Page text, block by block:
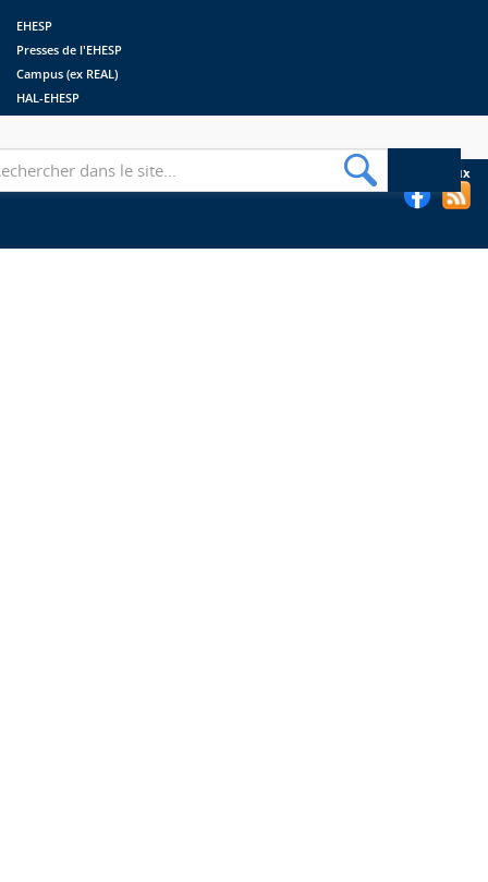
EHESP
Presses de l'EHESP
Campus (ex REAL)
HAL-EHESP
Suivez les bibliothèques de l'EHESP sur les réseaux sociaux